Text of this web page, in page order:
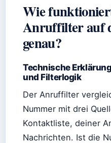
Wie
Anruffilter auf
genau?
Technische
und Filterlogik
Der Anruffilter
Nummer mit drei
Kontaktliste, deiner
Nachrichten. Ist die